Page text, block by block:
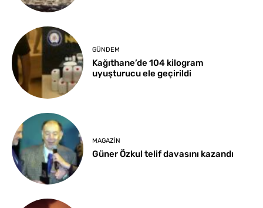
GÜNDEM
Kağıthane’de 104 kilogram
uyuşturucu ele geçirildi
MAGAZIN
Güner Özkul telif davasını kazandı